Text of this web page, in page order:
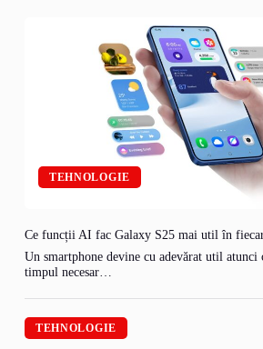
TEHNOLOGIE
Ce funcții AI fac Galaxy S25 mai util în
Un smartphone devine cu adevărat util atunci
timpul necesar…
TEHNOLOGIE